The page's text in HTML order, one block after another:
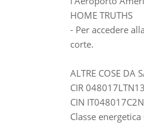
HOME TRUTHS
- Per accedere
corte.
ALTRE COSE DA
CIR
CIN
Classe energetica